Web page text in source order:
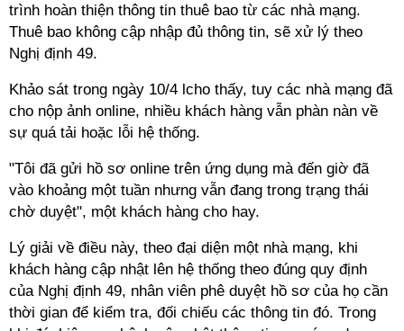
trình hoàn thiện thông tin thuê bao từ các nhà mạng.
Thuê bao không cập nhập đủ thông tin, sẽ xử lý theo
Nghị định 49.
Khảo sát trong ngày 10/4 lcho thấy, tuy các nhà mạng đã
cho nộp ảnh online, nhiều khách hàng vẫn phàn nàn về
sự quá tải hoặc lỗi hệ thống.
"Tôi đã gửi hồ sơ online trên ứng dụng mà đến giờ đã
vào khoảng một tuần nhưng vẫn đang trong trạng thái
chờ duyệt", một khách hàng cho hay.
Lý giải về điều này, theo đại diện một nhà mạng, khi
khách hàng cập nhật lên hệ thống theo đúng quy định
của Nghị định 49, nhân viên phê duyệt hồ sơ của họ cần
thời gian để kiểm tra, đối chiếu các thông tin đó. Trong